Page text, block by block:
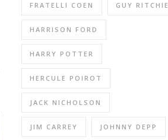
FRATELLI COEN GUY RITCHIE
HARRISON FORD
HARRY POTTER
HERCULE POIROT
JACK NICHOLSON
JIM CARREY JOHNNY DEPP